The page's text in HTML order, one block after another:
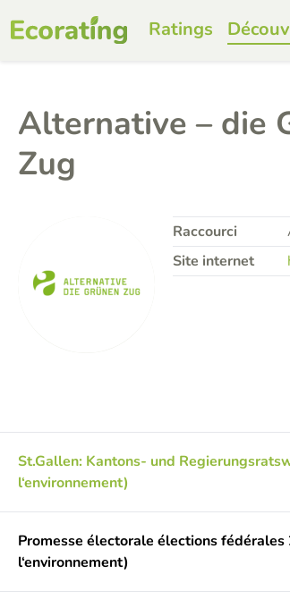
Ratings
Alternative – die
Zug
Raccourci
Site internet
St.Gallen: Kantons- und
l‘environnement)
Promesse électorale élections
l‘environnement)